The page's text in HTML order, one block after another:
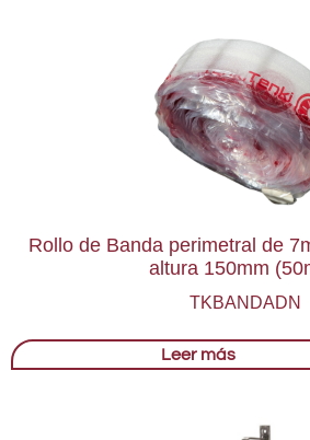
Rollo de Banda perimetral de
altura 150mm
TKBANDADN
Leer más